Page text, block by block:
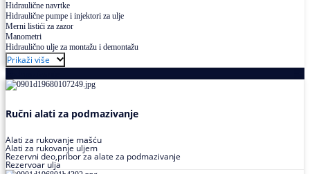
Hidraulične navrtke
Hidraulične pumpe i injektori za ulje
Merni listići za zazor
Manometri
Hidraulično ulje za montažu i demontažu
Prikaži više
Ručni alati za podmazivanje
Alati za rukovanje mašću
Alati za rukovanje uljem
Rezervni deo,pribor za alate za podmazivanje
Rezervoar ulja